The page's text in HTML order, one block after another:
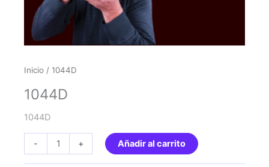
Inicio / 1044D
1044D
1044D
-
cantidad
+ Añadir al carrito